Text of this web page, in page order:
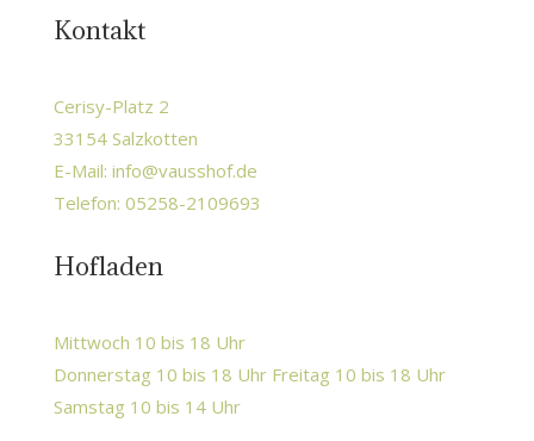
Kontakt
Cerisy-Platz 2
33154 Salzkotten
E-Mail: info@vausshof.de
Telefon: 05258-2109693
Hofladen
Mittwoch 10 bis 18 Uhr
Donnerstag 10 bis 18 Uhr Freitag 10 bis 18 Uhr
Samstag 10 bis 14 Uhr